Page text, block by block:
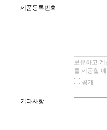
개인 정보를 보호
관련법령 및 회사
처리방침을 통하
4. 정보주체의 권
과 같은 권리를 행
① 정보주체는 씨이
제품등록번호
보유하고
를 제공할
공개
기타사항